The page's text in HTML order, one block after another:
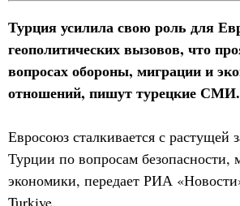
Турция усилила свою роль для
геополитических вызовов, что
вопросах обороны, миграции и
отношений, пишут турецкие СМИ.
Евросоюз сталкивается с растущей
Турции по вопросам безопасности,
экономики, передает РИА
Turkiye.